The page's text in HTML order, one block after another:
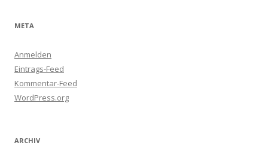
META
Anmelden
Eintrags-Feed
Kommentar-Feed
WordPress.org
ARCHIV